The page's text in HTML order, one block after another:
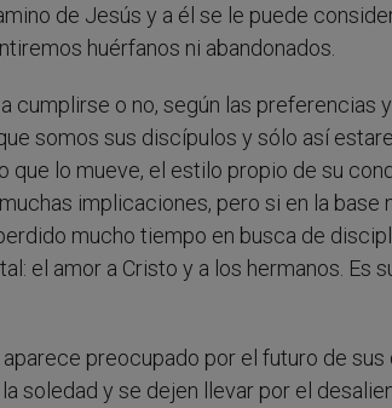
de Jesús y a él se le puede
huérfanos ni abandonados.
cumplirse o no, según las preferencias
somos sus discípulos y sólo así
que lo mueve, el estilo propio de su
implicaciones, pero si en la base
mucho tiempo en busca de
el amor a Cristo y a los hermanos. Es
preocupado por el futuro de
soledad y se dejen llevar por el